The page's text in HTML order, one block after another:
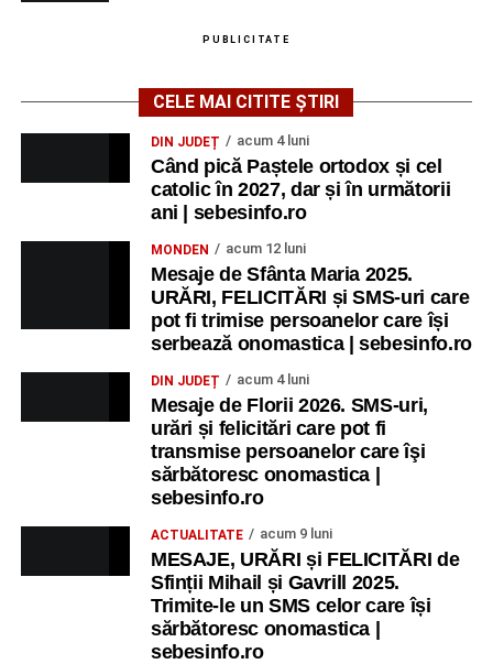
– Proiecție cinematografică:
„Anotimpurile”de Antonio Vivaldi (rating N-15).
MIERCURI, 26 AUGUST 2026
Copiii în armonia orașului
Ora 10.00– Școala din Răhău: activități recreative pentru
– Curtea Școlii „M. Kogălniceanu”: activități
recreative pentru copii.
– Grădina Muzeului Municipal „Ioan Raica”
Sebeș: încheierea Școlii de vară„Curcubeul Prieteniei”
– Aula Primăriei Municipiului Sebeș:
festivitatea de premiere a șefilor de promoție și a elevilor
Evaluare Națională și Bacalaureat.
– Parcul Tineretului: Spectacol pentru copii și
PUBLICITATE
CELE MAI CITITE ȘTIRI
DIN JUDEȚ acum 4 luni
Când pică Paștele ortodox și cel
catolic în 2027, dar și în următorii
ani | sebesinfo.ro
MONDEN acum 12 luni
Mesaje de Sfânta Maria 2025.
URĂRI, FELICITĂRI și SMS-uri care
pot fi trimise persoanelor care își
serbează onomastica | sebesinfo.ro
DIN JUDEȚ acum 4 luni
Mesaje de Florii 2026. SMS-uri,
urări și felicitări care pot fi
transmise persoanelor care îşi
sărbătoresc onomastica |
sebesinfo.ro
ACTUALITATE acum 9 luni
MESAJE, URĂRI și FELICITĂRI de
Sfinții Mihail și Gavrill 2025.
Trimite-le un SMS celor care își
sărbătoresc onomastica |
sebesinfo.ro